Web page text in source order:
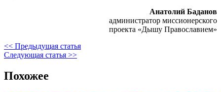
Анатолий Баданов
администратор миссионерского
проекта «Дышу Православием»
<< Предыдущая статья
Следующая статья >>
Похожее